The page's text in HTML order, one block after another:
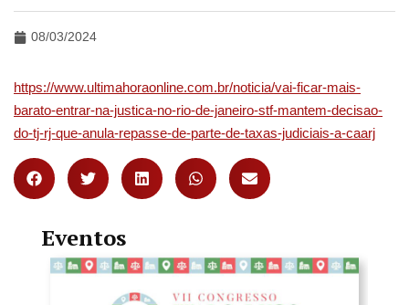
08/03/2024
https://www.ultimahoraonline.com.br/noticia/vai-ficar-mais-
barato-entrar-na-justica-no-rio-de-janeiro-stf-mantem-decisao-
do-tj-rj-que-anula-repasse-de-parte-de-taxas-judiciais-a-caarj
Eventos